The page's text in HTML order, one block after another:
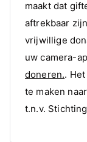
maakt dat
aftrekbaar
vrijwillige
uw camera-
doneren..
te maken
t.n.v.